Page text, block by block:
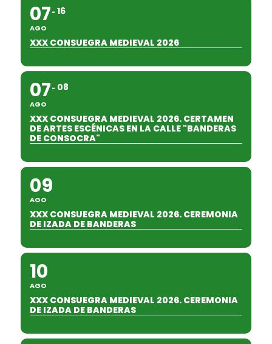
07
AGO
16
XXX CONSUEGRA MEDIEVAL 2026
07
AGO
08
XXX CONSUEGRA MEDIEVAL 2026. CERTAMEN
DE ARTES ESCÉNICAS EN LA CALLE "BANDERAS
DE CONSOCRA"
09
AGO
XXX CONSUEGRA MEDIEVAL 2026. CEREMONIA
DE IZADA DE BANDERAS
10
AGO
XXX CONSUEGRA MEDIEVAL 2026. CEREMONIA
DE IZADA DE BANDERAS